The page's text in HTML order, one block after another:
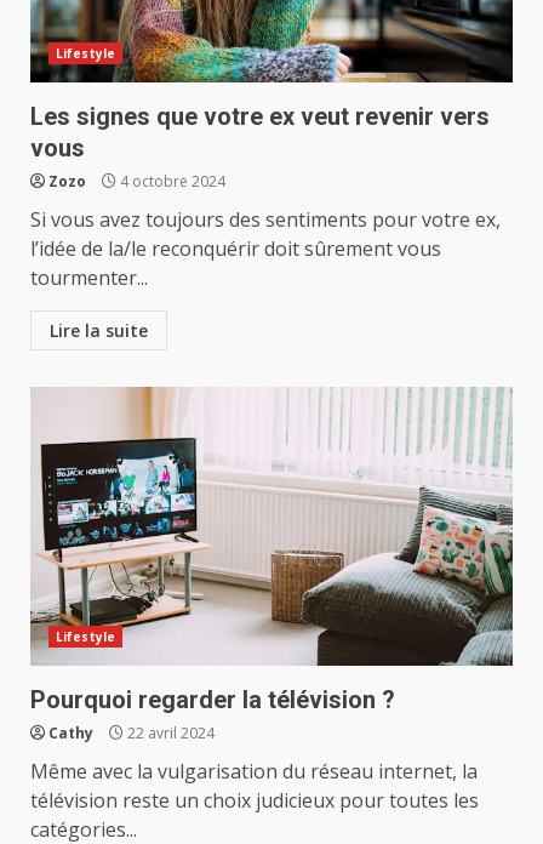
Lifestyle
Les signes que votre ex veut revenir vers
vous
Zozo 4 octobre 2024
Si vous avez toujours des sentiments pour votre ex,
l’idée de la/le reconquérir doit sûrement vous
tourmenter...
Lire la suite
Lifestyle
Pourquoi regarder la télévision ?
Cathy 22 avril 2024
Même avec la vulgarisation du réseau internet, la
télévision reste un choix judicieux pour toutes les
catégories...